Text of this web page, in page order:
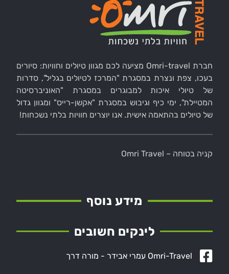
חברת Omri-travel מציעה לכם מגוון טיולים וחוויות: סיורים
בעכו, צפת ונצרת במסגרת "המרכז לטיולים בגליל", סדרות
של טיולי איכות למבוגרים במסגרת "האוניברסיטה
המטיילת", ימי כיף וגיבוש במסגרת "אקשן-רייס" ומגוון גדול
של טיולים בהתאמה אישית. אנו יוצרים חוויות בלתי נשכחות!
קניה בטוחה – Omri Travel
מידע נוסף
לינקים חשובים
Omri-Travel עמרי אבידר - מורה דרך